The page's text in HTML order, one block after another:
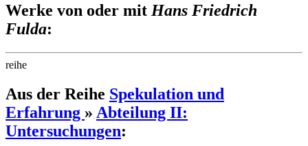
Werke von oder mit Hans Friedrich
Fulda:
reihe
Aus der Reihe Spekulation und
Erfahrung » Abteilung II:
Untersuchungen: